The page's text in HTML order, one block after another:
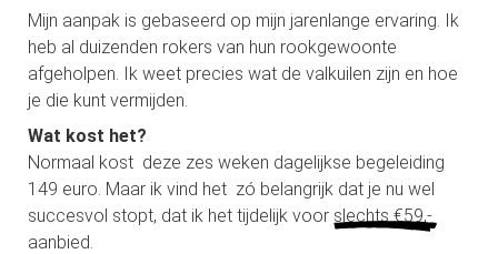
Mijn aanpak is gebaseerd op mijn jarenlange ervaring. Ik
heb al duizenden rokers van hun rookgewoonte
afgeholpen. Ik weet precies wat de valkuilen zijn en hoe
je die kunt vermijden.
Wat kost het?
Normaal kost deze zes weken dagelijkse begeleiding
149 euro. Maar ik vind het zó belangrijk dat je nu wel
succesvol stopt, dat ik het tijdelijk voor slechts €59,-
aanbied.